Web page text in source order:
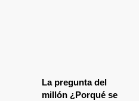
La pregunta del
millón ¿Porqué se